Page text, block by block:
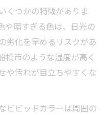
くつかの特徴がありま
や暗すぎる色は、日光の
劣化を早めるリスクがあ
橋市のような湿度が高く
や汚れが目立ちやすくな
ビビッドカラーは周囲の